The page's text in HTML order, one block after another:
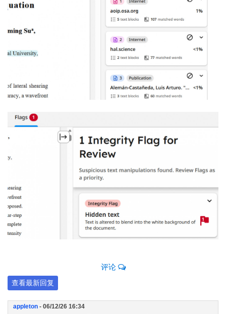
评论
查看最新回复
appleton - 06/12/26 16:34